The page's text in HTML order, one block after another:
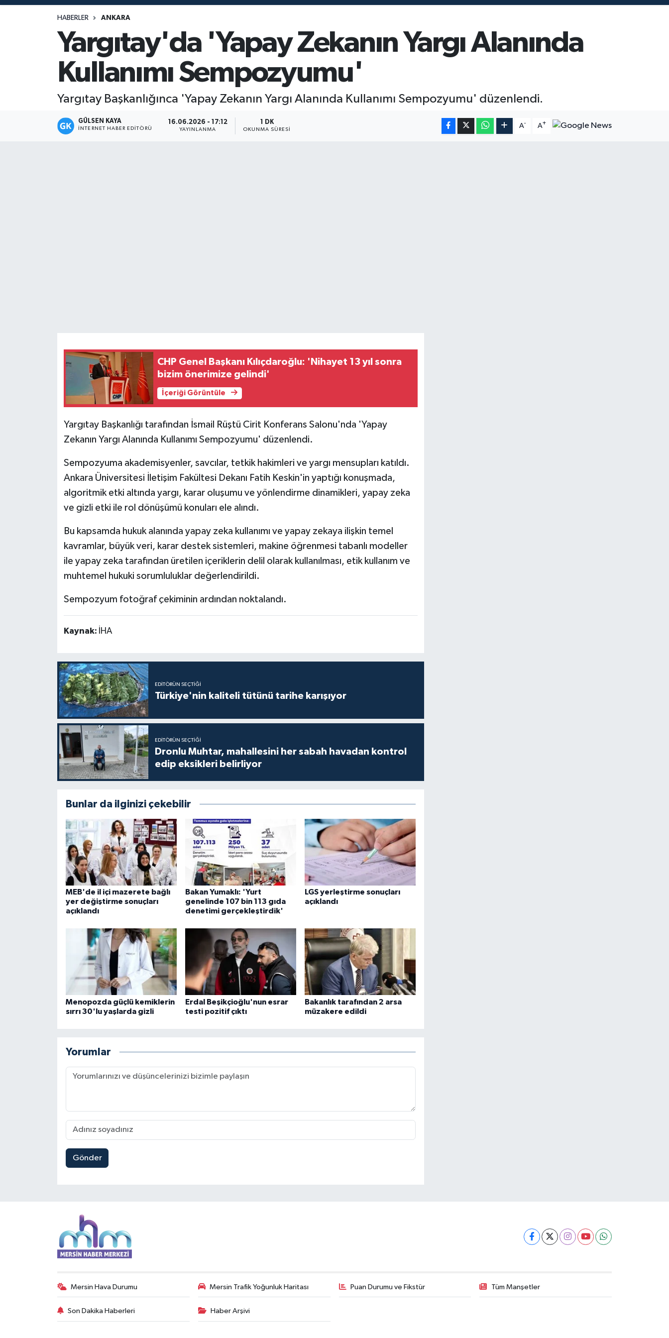
HABERLER ANKARA
Yargıtay'da 'Yapay Zekanın Yargı Alanında
Kullanımı Sempozyumu'
Yargıtay Başkanlığınca 'Yapay Zekanın Yargı Alanında Kullanımı Sempozyumu' düzenlendi.
GÜLSEN KAYA
İNTERNET HABER EDITÖRÜ
16.06.2026 - 17:12
YAYINLANMA
1 DK
OKUNMA SÜRESI
A- A+
CHP Genel Başkanı Kılıçdaroğlu: 'Nihayet 13 yıl sonra
bizim önerimize gelindi'
İçeriği Görüntüle
Yargıtay Başkanlığı tarafından İsmail Rüştü Cirit Konferans Salonu'nda 'Yapay
Zekanın Yargı Alanında Kullanımı Sempozyumu' düzenlendi.
Sempozyuma akademisyenler, savcılar, tetkik hakimleri ve yargı mensupları katıldı.
Ankara Üniversitesi İletişim Fakültesi Dekanı Fatih Keskin'in yaptığı konuşmada,
algoritmik etki altında yargı, karar oluşumu ve yönlendirme dinamikleri, yapay zeka
ve gizli etki ile rol dönüşümü konuları ele alındı.
Bu kapsamda hukuk alanında yapay zeka kullanımı ve yapay zekaya ilişkin temel
kavramlar, büyük veri, karar destek sistemleri, makine öğrenmesi tabanlı modeller
ile yapay zeka tarafından üretilen içeriklerin delil olarak kullanılması, etik kullanım ve
muhtemel hukuki sorumluluklar değerlendirildi.
Sempozyum fotoğraf çekiminin ardından noktalandı.
Kaynak: İHA
EDITÖRÜN SEÇTIĞI
Türkiye'nin kaliteli tütünü tarihe karışıyor
EDITÖRÜN SEÇTIĞI
Dronlu Muhtar, mahallesini her sabah havadan kontrol
edip eksikleri belirliyor
Bunlar da ilginizi çekebilir
MEB'de il içi mazerete bağlı
yer değiştirme sonuçları
açıklandı
Bakan Yumaklı: 'Yurt
genelinde 107 bin 113 gıda
denetimi gerçekleştirdik'
LGS yerleştirme sonuçları
açıklandı
Menopozda güçlü kemiklerin
sırrı 30'lu yaşlarda gizli
Erdal Beşikçioğlu'nun esrar
testi pozitif çıktı
Bakanlık tarafından 2 arsa
müzakere edildi
Yorumlar
Gönder
Mersin Hava Durumu Mersin Trafik Yoğunluk Haritası Puan Durumu ve Fikstür Tüm Manşetler
Son Dakika Haberleri Haber Arşivi
Magazin
Mersin Tarihi
Özel Haber
Politika